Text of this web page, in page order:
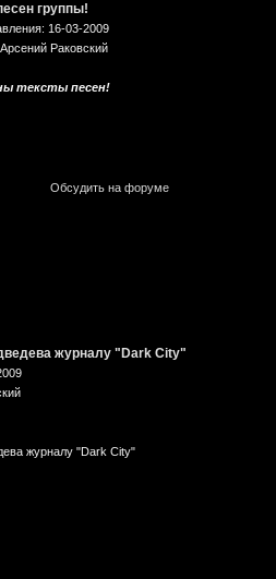
группы!
16-03-2009
Раковский
тексты песен!
Обсудить на форуме
журналу "Dark City"
журналу "Dark City"